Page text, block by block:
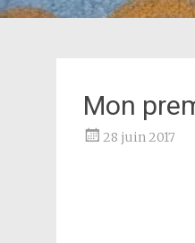
Mon
28 juin 2017